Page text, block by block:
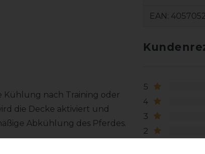
Kühlung nach Training oder
die Decke aktiviert und
Abkühlung des Pferdes.
und eignet sich ideal für
EAN:
5
4
3
2